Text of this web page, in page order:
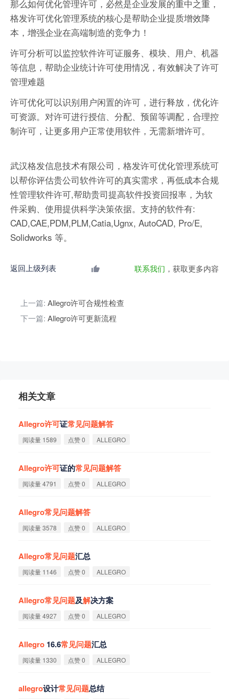
那么如何优化管理许可，必然是企业发展的重中之重，
格发许可优化管理系统的核心是帮助企业提质增效降
本，增强企业在高端制造的竞争力！
许可分析可以监控软件许可证服务、模块、用户、机器
等信息，帮助企业统计许可使用情况，有效解决了许可
管理难题
许可优化可以识别用户闲置的许可，进行释放，优化许
可资源。对许可进行授信、分配、预留等调配，合理控
制许可，让更多用户正常使用软件，无需新增许可。
武汉格发信息技术有限公司，格发许可优化管理系统可
以帮你评估贵公司软件许可的真实需求，再低成本合规
性管理软件许可,帮助贵司提高软件投资回报率，为软
件采购、使用提供科学决策依据。支持的软件有:
CAD,CAE,PDM,PLM,Catia,Ugnx, AutoCAD, Pro/E,
Solidworks 等。
返回上级列表 联系我们 ，获取更多内容
上一篇: Allegro许可合规性检查
下一篇: Allegro许可更新流程
相关文章
Allegro许可证常见问题解答
阅读量 1589 点赞 0 ALLEGRO
Allegro许可证的常见问题解答
阅读量 4791 点赞 0 ALLEGRO
Allegro常见问题解答
阅读量 3578 点赞 0 ALLEGRO
Allegro常见问题汇总
阅读量 1146 点赞 0 ALLEGRO
Allegro常见问题及解决方案
阅读量 4927 点赞 0 ALLEGRO
Allegro 16.6常见问题汇总
阅读量 1330 点赞 0 ALLEGRO
allegro设计常见问题总结